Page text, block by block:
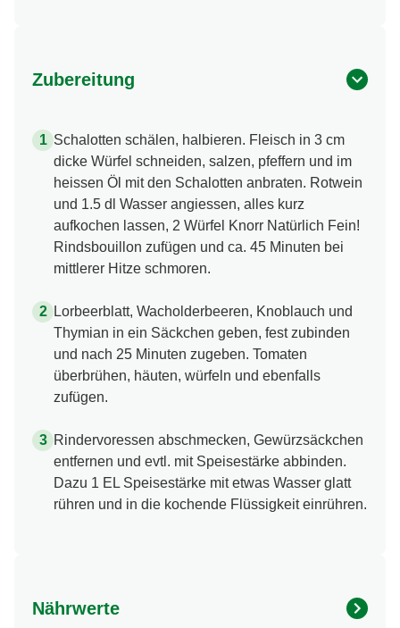
Zubereitung
Schalotten schälen, halbieren. Fleisch in 3 cm
dicke Würfel schneiden, salzen, pfeffern und im
heissen Öl mit den Schalotten anbraten. Rotwein
und 1.5 dl Wasser angiessen, alles kurz
aufkochen lassen, 2 Würfel Knorr Natürlich Fein!
Rindsbouillon zufügen und ca. 45 Minuten bei
mittlerer Hitze schmoren.
Lorbeerblatt, Wacholderbeeren, Knoblauch und
Thymian in ein Säckchen geben, fest zubinden
und nach 25 Minuten zugeben. Tomaten
überbrühen, häuten, würfeln und ebenfalls
zufügen.
Rindervoressen abschmecken, Gewürzsäckchen
entfernen und evtl. mit Speisestärke abbinden.
Dazu 1 EL Speisestärke mit etwas Wasser glatt
rühren und in die kochende Flüssigkeit einrühren.
Nährwerte